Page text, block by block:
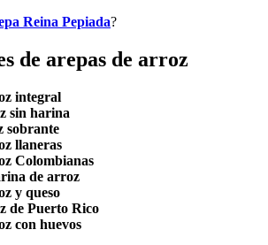
Reina Pepiada?
de arepas de arroz
integral
sin harina
sobrante
llaneras
Colombianas
de arroz
y queso
de Puerto Rico
con huevos